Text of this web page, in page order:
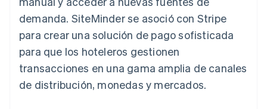
Connections
Datos de ctas.
financieras
Más
Seguros
Medios de
comunicación y
Entidades sin ánimo de
lucro
Blog de
desarrolladores
Estado de la API
Contacta con ventas
Conviértete en socio
demanda. SiteMinder se asoció con Stripe
para crear una solución de pago sofisticada
para que los hoteleros gestionen
transacciones en una gama amplia de canales
de distribución, monedas y mercados.